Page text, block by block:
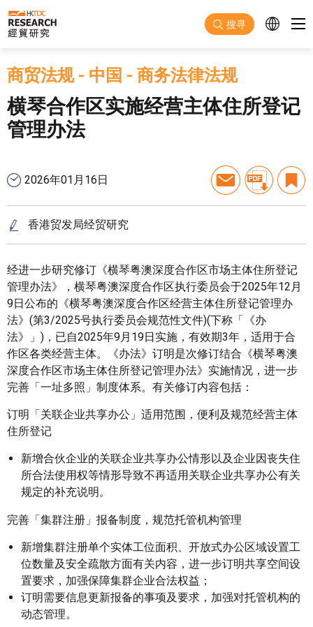
跳至主要内容
搜寻
商贸法规- 中国 - 商务法律法规
横琴合作区实施经营主体住所登记
管理办法
2026年01月16日
香港贸发局经贸研究
经进一步研究修订《横琴粤澳深度合作区市场主体住所登记
管理办法》，横琴粤澳深度合作区执行委员会于2025年12月
9日公布的《横琴粤澳深度合作区经营主体住所登记管理办
法》(第3/2025号执行委员会规范性文件)(下称「《办
法》」)，已自2025年9月19日实施，有效期3年，适用于合
作区各类经营主体。《办法》订明是次修订结合《横琴粤澳
深度合作区市场主体住所登记管理办法》实施情况，进一步
完善「一址多照」制度体系。有关修订内容包括：
订明「关联企业共享办公」适用范围，便利及规范经营主体
住所登记
新增合伙企业的关联企业共享办公情形以及企业因丧失住
所合法使用权等情形导致不再适用关联企业共享办公有关
规定的补充说明。
完善「集群注册」报备制度，规范托管机构管理
新增集群注册单个实体工位面积、开放式办公区域设置工
位数量及安全疏散方面有关内容，进一步订明共享空间设
置要求，加强保障集群企业合法权益；
订明需要信息更新报备的事项及要求，加强对托管机构的
动态管理。